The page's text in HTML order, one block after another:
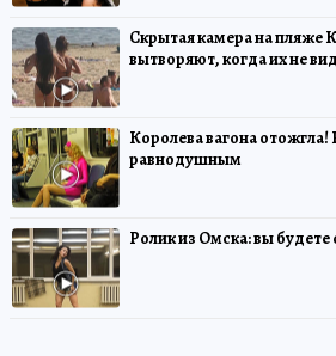
Скрытая камера на пляже
вытворяют, когда их не
Королева вагона отожгла!
равнодушным
Ролик из Омска: вы будете